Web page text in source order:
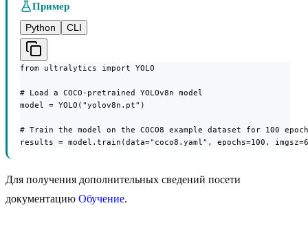
Пример
Python
CLI
from ultralytics import YOLO
# Load a COCO-pretrained YOLOv8n model
model = YOLO("yolov8n.pt")
# Train the model on the COCO8 example dataset for 100
results = model.train(data="coco8.yaml", epochs=100,
Для получения дополнительных сведений посети
документацию Обучение.